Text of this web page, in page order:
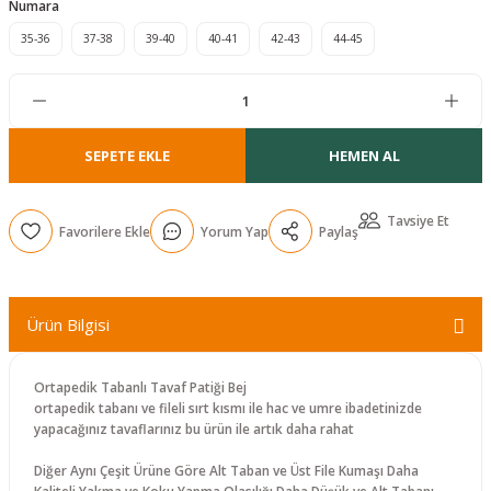
Numara
35-36 37-38 39-40 40-41 42-43 44-45
SEPETE EKLE HEMEN AL
Yorum Yap Paylaş
Tavsiye Et
Ürün Bilgisi
Ortapedik Tabanlı Tavaf Patiği Bej
ortapedik tabanı ve fileli sırt kısmı ile hac ve umre ibadetinizde
yapacağınız tavaflarınız bu ürün ile artık daha rahat
Diğer Aynı Çeşit Ürüne Göre Alt Taban ve Üst File Kumaşı Daha